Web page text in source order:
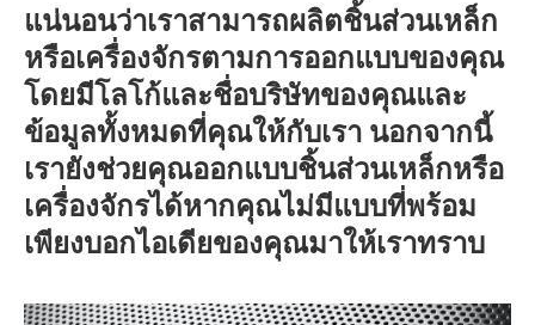
แน่นอนว่าเราสามารถผลิตชิ้นส่วนเหล็ก
หรือเครื่องจักรตามการออกแบบของคุณ
โดยมีโลโก้และชื่อบริษัทของคุณและ
ข้อมูลทั้งหมดที่คุณให้กับเรา นอกจากนี้
เรายังช่วยคุณออกแบบชิ้นส่วนเหล็กหรือ
เครื่องจักรได้หากคุณไม่มีแบบที่พร้อม
เพียงบอกไอเดียของคุณมาให้เราทราบ